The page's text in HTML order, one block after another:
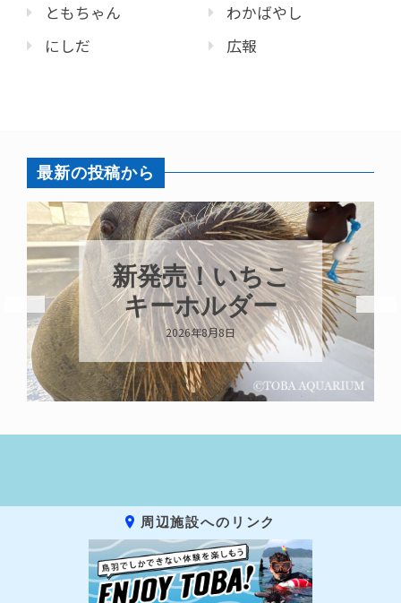
ともちゃん
にしだ
わかばやし
広報
最新の投稿から
新発売！いちこ
キーホルダー
2026年8月8日
周辺施設へのリンク